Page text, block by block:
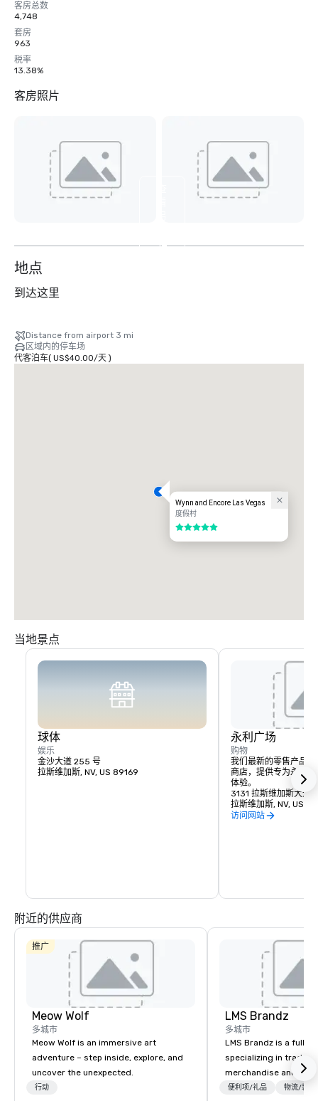
客房总数
4,748
套房
963
税率
13.38%
客房照片
12
地点
到达这里
Distance from airport 3 mi
区域内的停车场
代客泊车( US$40.00/天)
Wynn and Encore Las Vegas
度假村
5/5
当地景点
球体
娱乐
金沙大道 255 号
拉斯维加斯, NV, US 89169
永利广场
购物
我们最新的零售产品
商店，提供专为永利
体验。
3131 拉斯维加斯大道
拉斯维加斯, NV, US
访问网站
附近的供应商
推广
Meow Wolf
多城市
Meow Wolf is an immersive art
adventure – step inside, explore, and
uncover the unexpected.
行动
LMS Brandz
多城市
LMS Brandz is a full-
specializing in trade
merchandise and
booth giveaways and
便利项/礼品 物流/装饰